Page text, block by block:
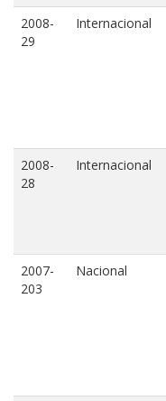
2008-
29
Internacional
2008-
28
Internacional
2007-
203
Nacional